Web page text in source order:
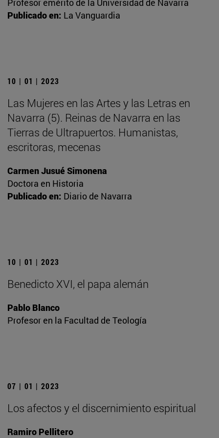
Profesor emérito de la Universidad de Navarra
Publicado en: La Vanguardia
10 | 01 | 2023
Las Mujeres en las Artes y las Letras en
Navarra (5). Reinas de Navarra en las
Tierras de Ultrapuertos. Humanistas,
escritoras, mecenas
Carmen Jusué Simonena
Doctora en Historia
Publicado en: Diario de Navarra
10 | 01 | 2023
Benedicto XVI, el papa alemán
Pablo Blanco
Profesor en la Facultad de Teología
07 | 01 | 2023
Los afectos y el discernimiento espiritual
Ramiro Pellitero